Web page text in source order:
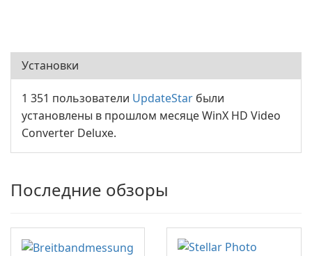
Установки
1 351 пользователи UpdateStar были
установлены в прошлом месяце WinX HD Video
Converter Deluxe.
Последние обзоры